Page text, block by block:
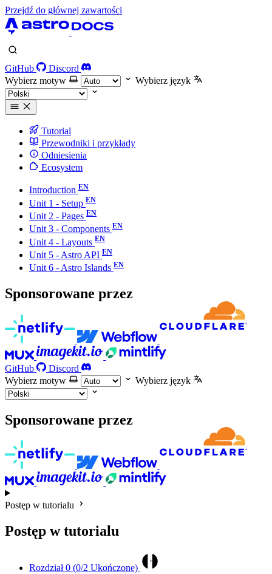
Przejdź do głównej zawartości
GitHub
Discord
Wybierz motyw
Wybierz język
Tutorial
Przewodniki i przykłady
Odniesienia
Ecosystem
Introduction
Unit 1 - Setup
Unit 2 - Pages
Unit 3 - Components
Unit 4 - Layouts
Unit 5 - Astro API
Unit 6 - Astro Islands
Sponsorowane przez
GitHub
Discord
Wybierz motyw
Wybierz język
Sponsorowane przez
Postęp w tutorialu
Postęp w tutorialu
Rozdział 0 (0/2 Ukończone)
0